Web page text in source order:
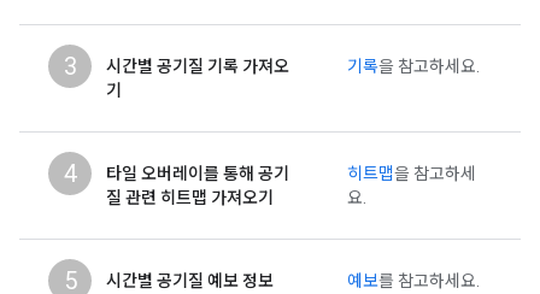
3
시간별 공기질 기록 가져오
기
기록을 참고하세요.
4
타일 오버레이를 통해 공기
질 관련 히트맵 가져오기
히트맵을 참고하세
요.
5
시간별 공기질 예보 정보
예보를 참고하세요.